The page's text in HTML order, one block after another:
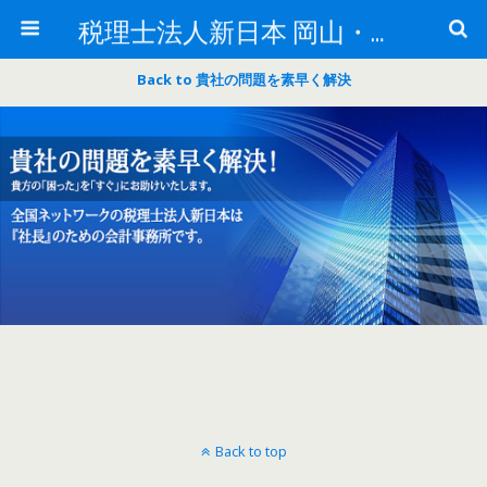
税理士法人新日本 岡山・田中会計は、税理士法人新日本のメンバーです。
Back to 貴社の問題を素早く解決
Back to top